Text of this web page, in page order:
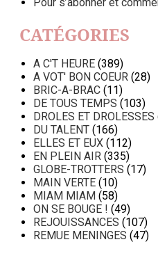
CATÉGORIES
A C'T HEURE (389)
A VOT' BON COEUR (28)
BRIC-A-BRAC (11)
DE TOUS TEMPS (103)
DROLES ET DROLESSES
DU TALENT (166)
ELLES ET EUX (112)
EN PLEIN AIR (335)
GLOBE-TROTTERS (17)
MAIN VERTE (10)
MIAM MIAM (58)
ON SE BOUGE ! (49)
REJOUISSANCES (107)
REMUE MENINGES (47)